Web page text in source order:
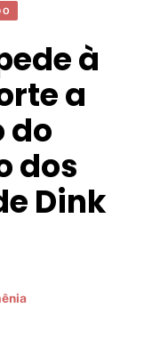
à
a
do
dos
Dink